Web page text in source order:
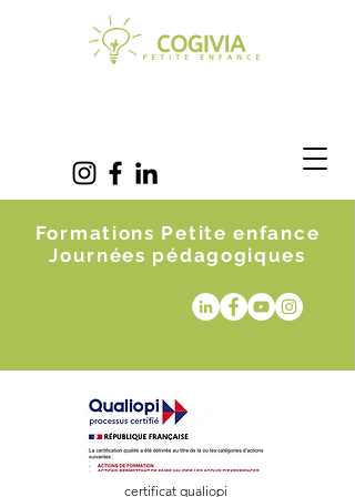
Formations Petite enfance
Journées pédagogiques
certificat qualiopi